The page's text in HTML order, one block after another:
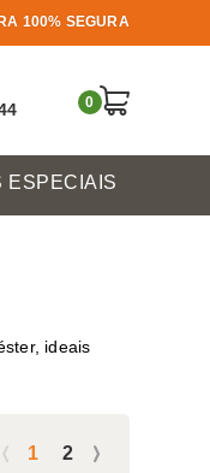
100% SEGURA
0
ESPECIAIS
ideais
1 2